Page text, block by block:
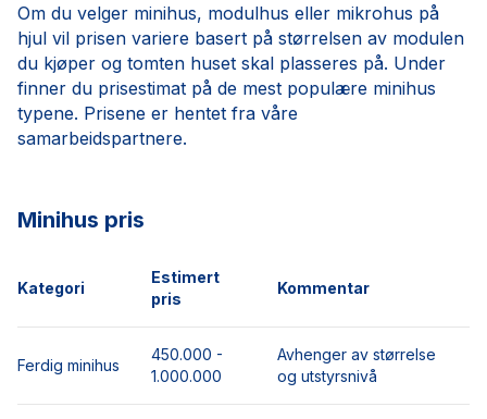
Om du velger minihus, modulhus eller mikrohus på
hjul vil prisen variere basert på størrelsen av modulen
du kjøper og tomten huset skal plasseres på. Under
finner du prisestimat på de mest populære minihus
typene. Prisene er hentet fra våre
samarbeidspartnere.
Minihus pris
Kategori
Estimert
pris
Kommentar
Ferdig minihus
450.000 -
1.000.000
Avhenger av størrelse
og utstyrsnivå